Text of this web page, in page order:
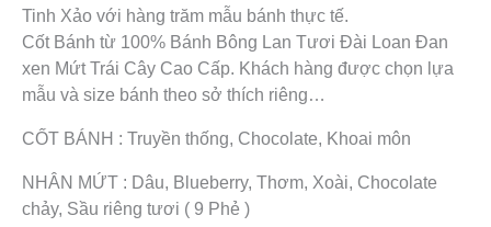
Tinh Xảo với hàng trăm mẫu bánh thực tế.
Cốt Bánh từ 100% Bánh Bông Lan Tươi Đài Loan Đan
xen Mứt Trái Cây Cao Cấp. Khách hàng được chọn lựa
mẫu và size bánh theo sở thích riêng…
CỐT BÁNH : Truyền thống, Chocolate, Khoai môn
NHÂN MỨT : Dâu, Blueberry, Thơm, Xoài, Chocolate
chảy, Sầu riêng tươi ( 9 Phẻ )